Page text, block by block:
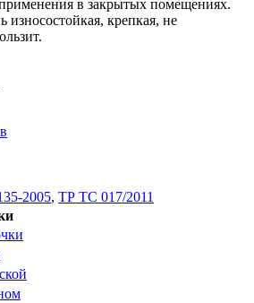
в закрытых помещениях.
крепкая, не
2005, ТР ТС 017/2011